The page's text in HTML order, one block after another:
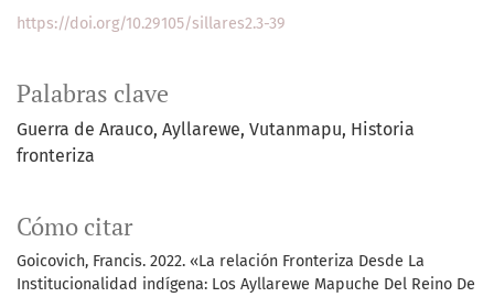
Palabras clave
Guerra de Arauco Ayllarewe Vutanmapu Historia
fronteriza
Cómo citar
Goicovich, Francis. 2022. «La relación Fronteriza Desde La
Institucionalidad indígena: Los Ayllarewe Mapuche Del Reino De
https://doi.org/10.29105/sillares2.3-39